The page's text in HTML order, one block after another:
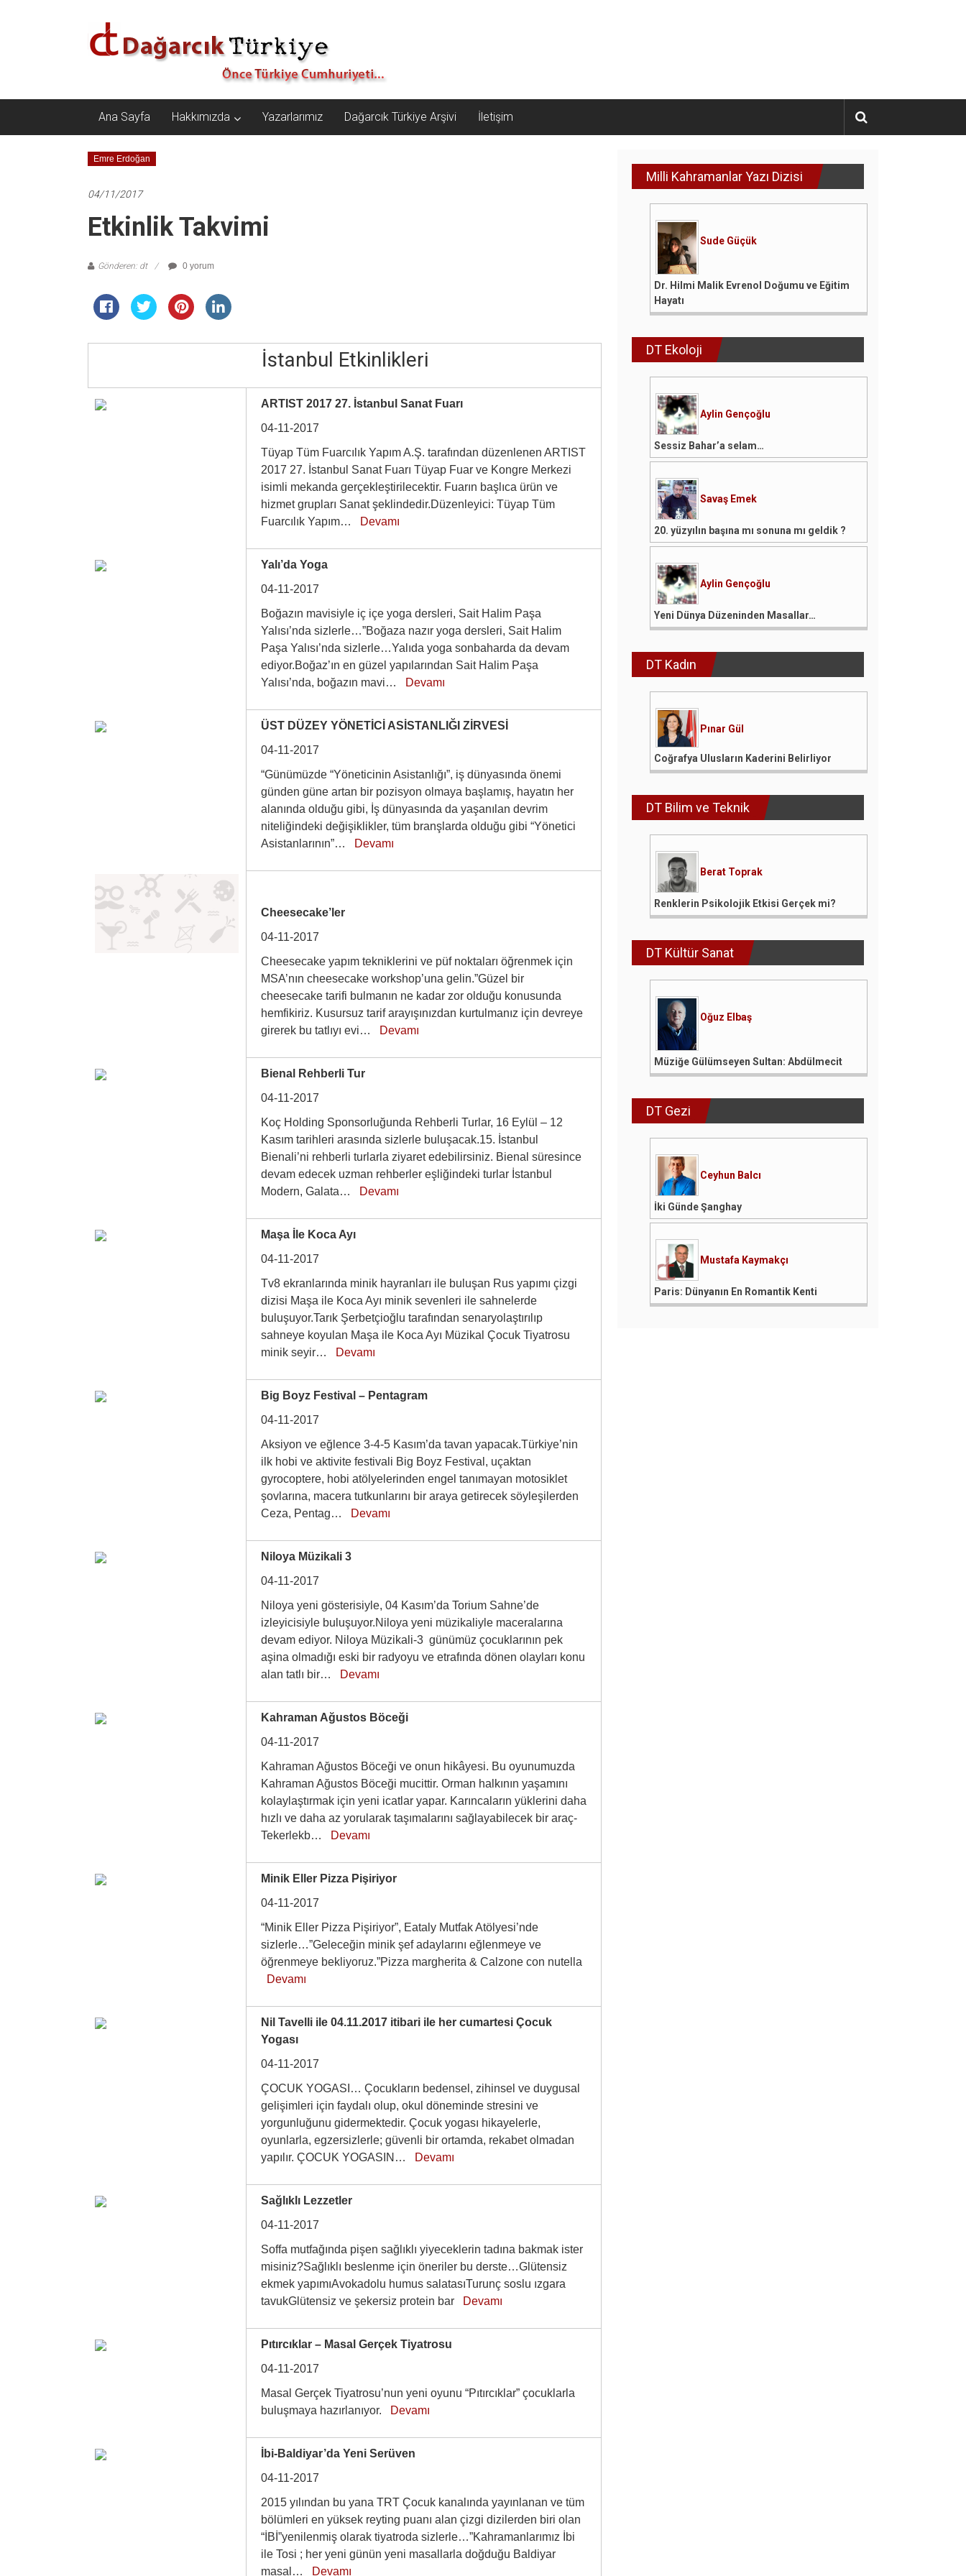
Dağarcık
Türkiye
Türkiye
Cumhuriyeti…
Ana Sayfa Hakkımızda Yazarlarımız Dağarcık Türkiye Arşivi İletişim
Emre Erdoğan
04/11/2017
Etkinlik Takvimi
Gönderen: dt 0 yorum
İstanbul Etkinlikleri
ARTIST 2017 27. İstanbul Sanat Fuarı
04-11-2017
Tüyap Tüm Fuarcılık Yapım A.Ş. tarafından düzenlenen ARTIST
2017 27. İstanbul Sanat Fuarı Tüyap Fuar ve Kongre Merkezi
isimli mekanda gerçekleştirilecektir. Fuarın başlıca ürün ve
hizmet grupları Sanat şeklindedir.Düzenleyici: Tüyap Tüm
Fuarcılık Yapım…
Devamı
Yalı’da Yoga
04-11-2017
Boğazın mavisiyle iç içe yoga dersleri, Sait Halim Paşa
Yalısı’nda sizlerle…”Boğaza nazır yoga dersleri, Sait Halim
Paşa Yalısı’nda sizlerle…Yalıda yoga sonbaharda da devam
ediyor.Boğaz’ın en güzel yapılarından Sait Halim Paşa
Yalısı’nda, boğazın mavi…
Devamı
ÜST DÜZEY YÖNETİCİ ASİSTANLIĞI ZİRVESİ
04-11-2017
“Günümüzde “Yöneticinin Asistanlığı”, iş dünyasında önemi
günden güne artan bir pozisyon olmaya başlamış, hayatın her
alanında olduğu gibi, İş dünyasında da yaşanılan devrim
niteliğindeki değişiklikler, tüm branşlarda olduğu gibi “Yönetici
Asistanlarının”…
Devamı
Cheesecake’ler
04-11-2017
Cheesecake yapım tekniklerini ve püf noktaları öğrenmek için
MSA’nın cheesecake workshop’una gelin.”Güzel bir
cheesecake tarifi bulmanın ne kadar zor olduğu konusunda
hemfikiriz. Kusursuz tarif arayışınızdan kurtulmanız için devreye
girerek bu tatlıyı evi…
Devamı
Bienal Rehberli Tur
04-11-2017
Koç Holding Sponsorluğunda Rehberli Turlar, 16 Eylül – 12
Kasım tarihleri arasında sizlerle buluşacak.15. İstanbul
Bienali’ni rehberli turlarla ziyaret edebilirsiniz. Bienal süresince
devam edecek uzman rehberler eşliğindeki turlar İstanbul
Modern, Galata…
Devamı
Maşa İle Koca Ayı
04-11-2017
Tv8 ekranlarında minik hayranları ile buluşan Rus yapımı çizgi
dizisi Maşa ile Koca Ayı minik sevenleri ile sahnelerde
buluşuyor.Tarık Şerbetçioğlu tarafından senaryolaştırılıp
sahneye koyulan Maşa ile Koca Ayı Müzikal Çocuk Tiyatrosu
minik seyir…
Devamı
Big Boyz Festival – Pentagram
04-11-2017
Aksiyon ve eğlence 3-4-5 Kasım’da tavan yapacak.Türkiye’nin
ilk hobi ve aktivite festivali Big Boyz Festival, uçaktan
gyrocoptere, hobi atölyelerinden engel tanımayan motosiklet
şovlarına, macera tutkunlarını bir araya getirecek söyleşilerden
Ceza, Pentag…
Devamı
Niloya Müzikali 3
04-11-2017
Niloya yeni gösterisiyle, 04 Kasım’da Torium Sahne’de
izleyicisiyle buluşuyor.Niloya yeni müzikaliyle maceralarına
devam ediyor. Niloya Müzikali-3 günümüz çocuklarının pek
aşina olmadığı eski bir radyoyu ve etrafında dönen olayları konu
alan tatlı bir…
Devamı
Kahraman Ağustos Böceği
04-11-2017
Kahraman Ağustos Böceği ve onun hikâyesi. Bu oyunumuzda
Kahraman Ağustos Böceği mucittir. Orman halkının yaşamını
kolaylaştırmak için yeni icatlar yapar. Karıncaların yüklerini daha
hızlı ve daha az yorularak taşımalarını sağlayabilecek bir araç-
Tekerlekb…
Devamı
Minik Eller Pizza Pişiriyor
04-11-2017
“Minik Eller Pizza Pişiriyor”, Eataly Mutfak Atölyesi’nde
sizlerle…”Geleceğin minik şef adaylarını eğlenmeye ve
öğrenmeye bekliyoruz.”Pizza margherita & Calzone con nutella
Devamı
Nil Tavelli ile 04.11.2017 itibari ile her cumartesi Çocuk
Yogası
04-11-2017
ÇOCUK YOGASI… Çocukların bedensel, zihinsel ve duygusal
gelişimleri için faydalı olup, okul döneminde stresini ve
yorgunluğunu gidermektedir. Çocuk yogası hikayelerle,
oyunlarla, egzersizlerle; güvenli bir ortamda, rekabet olmadan
yapılır. ÇOCUK YOGASIN…
Devamı
Sağlıklı Lezzetler
04-11-2017
Soffa mutfağında pişen sağlıklı yiyeceklerin tadına bakmak ister
misiniz?Sağlıklı beslenme için öneriler bu derste…Glütensiz
ekmek yapımıAvokadolu humus salatasıTurunç soslu ızgara
tavukGlütensiz ve şekersiz protein bar
Devamı
Pıtırcıklar – Masal Gerçek Tiyatrosu
04-11-2017
Masal Gerçek Tiyatrosu’nun yeni oyunu “Pıtırcıklar” çocuklarla
buluşmaya hazırlanıyor.
Devamı
İbi-Baldiyar’da Yeni Serüven
04-11-2017
2015 yılından bu yana TRT Çocuk kanalında yayınlanan ve tüm
bölümleri en yüksek reyting puanı alan çizgi dizilerden biri olan
“İBİ”yenilenmiş olarak tiyatroda sizlerle…”Kahramanlarımız İbi
ile Tosi ; her yeni günün yeni masallarla doğduğu Baldiyar
masal…
Devamı
Milli Kahramanlar Yazı Dizisi
Sude Güçük
Dr. Hilmi Malik Evrenol Doğumu ve Eğitim
Hayatı
DT Ekoloji
Aylin Gençoğlu
Sessiz Bahar’a selam…
Savaş Emek
20. yüzyılın başına mı sonuna mı geldik ?
Aylin Gençoğlu
Yeni Dünya Düzeninden Masallar…
DT Kadın
Pınar Gül
Coğrafya Ulusların Kaderini Belirliyor
DT Bilim ve Teknik
Berat Toprak
Renklerin Psikolojik Etkisi Gerçek mi?
DT Kültür Sanat
Oğuz Elbaş
Müziğe Gülümseyen Sultan: Abdülmecit
DT Gezi
Ceyhun Balcı
İki Günde Şanghay
Mustafa Kaymakçı
Paris: Dünyanın En Romantik Kenti